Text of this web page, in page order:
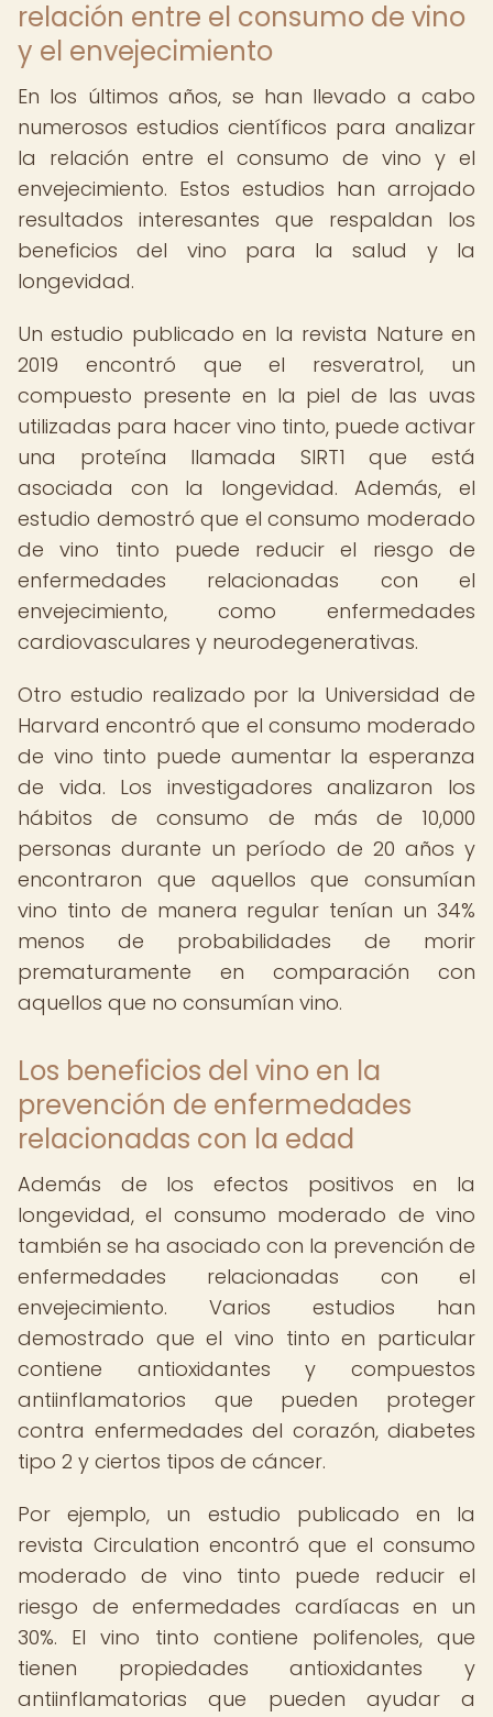
relación entre el consumo de vino
y el envejecimiento
En los últimos años, se han llevado a cabo
numerosos estudios científicos para analizar
la relación entre el consumo de vino y el
envejecimiento. Estos estudios han arrojado
resultados interesantes que respaldan los
beneficios del vino para la salud y la
longevidad.
Un estudio publicado en la revista Nature en
2019 encontró que el resveratrol, un
compuesto presente en la piel de las uvas
utilizadas para hacer vino tinto, puede activar
una proteína llamada SIRT1 que está
asociada con la longevidad. Además, el
estudio demostró que el consumo moderado
de vino tinto puede reducir el riesgo de
enfermedades relacionadas con el
envejecimiento, como enfermedades
cardiovasculares y neurodegenerativas.
Otro estudio realizado por la Universidad de
Harvard encontró que el consumo moderado
de vino tinto puede aumentar la esperanza
de vida. Los investigadores analizaron los
hábitos de consumo de más de 10,000
personas durante un período de 20 años y
encontraron que aquellos que consumían
vino tinto de manera regular tenían un 34%
menos de probabilidades de morir
prematuramente en comparación con
aquellos que no consumían vino.
Los beneficios del vino en la
prevención de enfermedades
relacionadas con la edad
Además de los efectos positivos en la
longevidad, el consumo moderado de vino
también se ha asociado con la prevención de
enfermedades relacionadas con el
envejecimiento. Varios estudios han
demostrado que el vino tinto en particular
contiene antioxidantes y compuestos
antiinflamatorios que pueden proteger
contra enfermedades del corazón, diabetes
tipo 2 y ciertos tipos de cáncer.
Por ejemplo, un estudio publicado en la
revista Circulation encontró que el consumo
moderado de vino tinto puede reducir el
riesgo de enfermedades cardíacas en un
30%. El vino tinto contiene polifenoles, que
tienen propiedades antioxidantes y
antiinflamatorias que pueden ayudar a